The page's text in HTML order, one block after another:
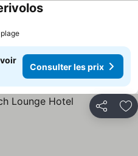
Consulter les prix
Partager